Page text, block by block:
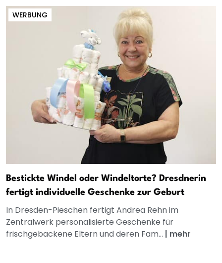
WERBUNG
Bestickte Windel oder Windeltorte? Dresdnerin
fertigt individuelle Geschenke zur Geburt
In Dresden-Pieschen fertigt Andrea Rehn im
Zentralwerk personalisierte Geschenke für
frischgebackene Eltern und deren Fam... | mehr